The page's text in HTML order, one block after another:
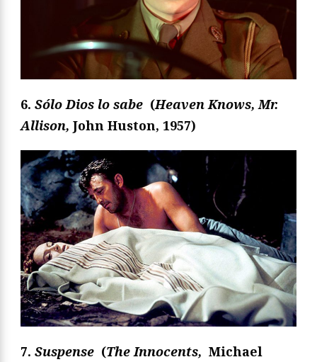
6. Sólo Dios lo sabe (Heaven Knows, Mr.
Allison, John Huston, 1957)
7. Suspense (The Innocents, Michael